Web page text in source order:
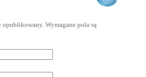
opublikowany. Wymagane pola są